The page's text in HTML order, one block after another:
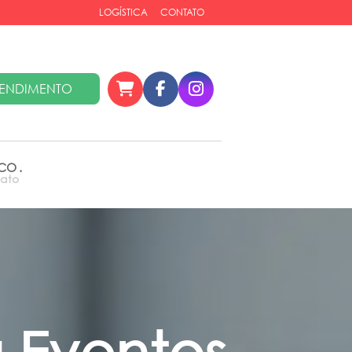
LOGÍSTICA CONTATO
.